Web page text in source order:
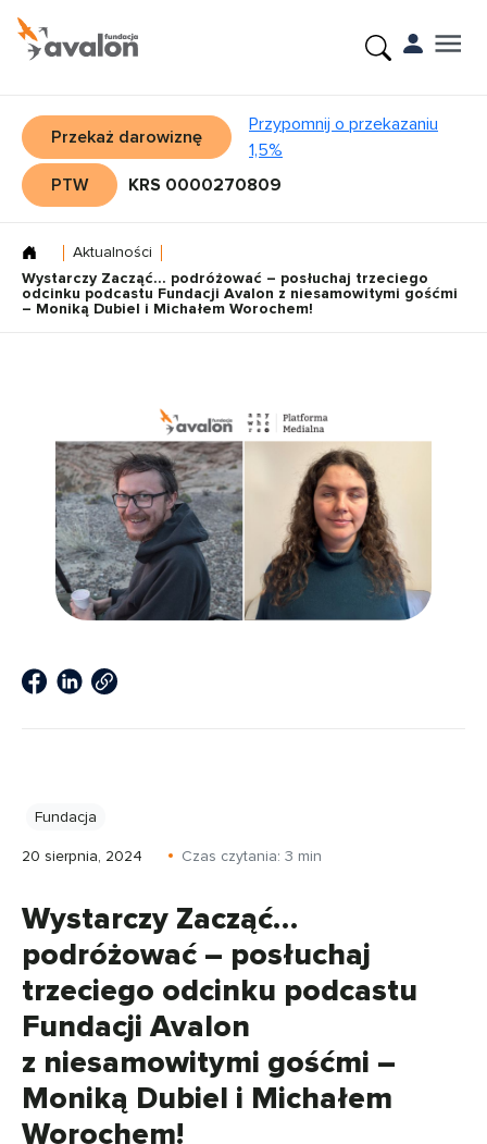
Przekaż darowiznę
Przypomnij o przekazaniu
1,5%
PTW
KRS 0000270809
Aktualności
Wystarczy Zacząć... podróżować – posłuchaj trzeciego
odcinku podcastu Fundacji Avalon z niesamowitymi gośćmi
– Moniką Dubiel i Michałem Worochem!
Fundacja
20 sierpnia, 2024 Czas czytania: 3 min
Wystarczy Zacząć…
podróżować – posłuchaj
trzeciego odcinku podcastu
Fundacji Avalon
z niesamowitymi gośćmi –
Moniką Dubiel i Michałem
Worochem!